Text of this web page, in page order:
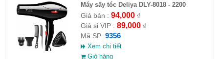
Máy sấy tóc Deliya DLY-8018 - 2200
Giá bán : 94,000₫
Giá sỉ VIP : 89,000₫
Mã SP: 9356
Xem chi tiết
Giỏ hàng